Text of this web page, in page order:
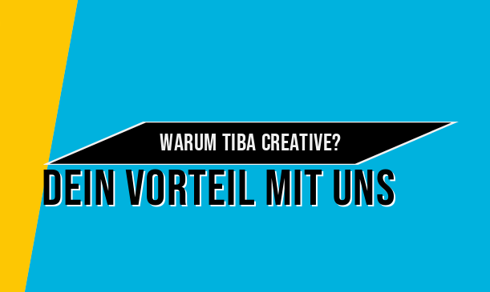
Warum TIBA Creative?
Dein Vorteil mit uns